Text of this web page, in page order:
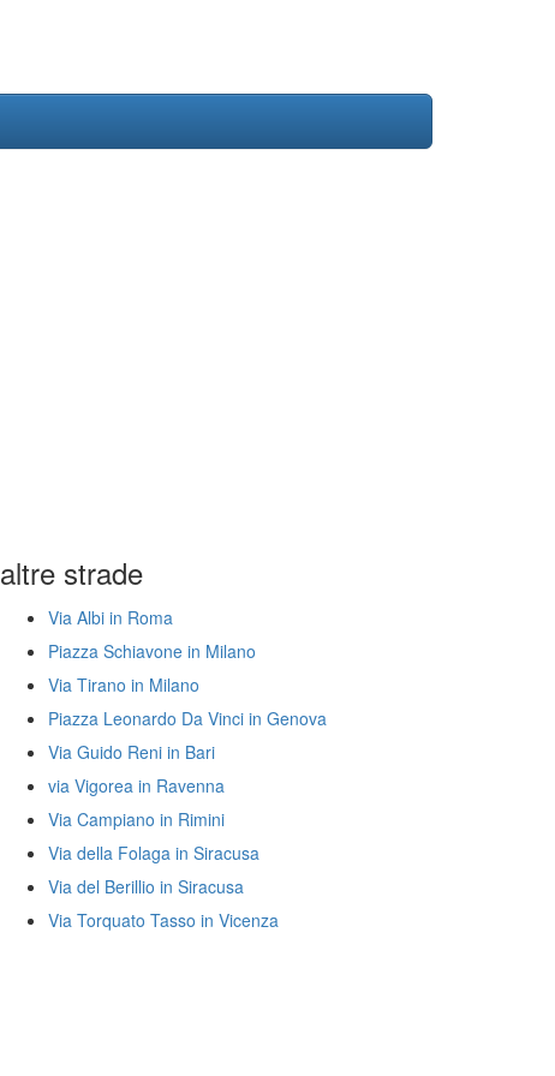
altre strade
Via Albi in Roma
Piazza Schiavone in Milano
Via Tirano in Milano
Piazza Leonardo Da Vinci in Genova
Via Guido Reni in Bari
via Vigorea in Ravenna
Via Campiano in Rimini
Via della Folaga in Siracusa
Via del Berillio in Siracusa
Via Torquato Tasso in Vicenza